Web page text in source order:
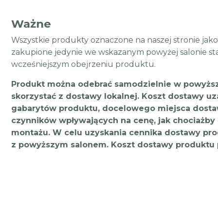
Ważne
Wszystkie produkty oznaczone na naszej stronie
zakupione jedynie we wskazanym powyżej salonie
wcześniejszym obejrzeniu produktu.
Produkt można odebrać samodzielnie w
skorzystać z dostawy lokalnej. Koszt dostawy
gabarytów produktu, docelowego miejsca
czynników wpływających na cenę, jak
montażu. W celu uzyskania cennika dostawy
z powyższym salonem. Koszt dostawy produktu